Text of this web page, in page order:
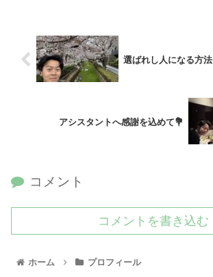
選ばれし人になる方法
アシスタントへ感謝を込めて💐
コメント
コメントを書き込む
ホーム プロフィール